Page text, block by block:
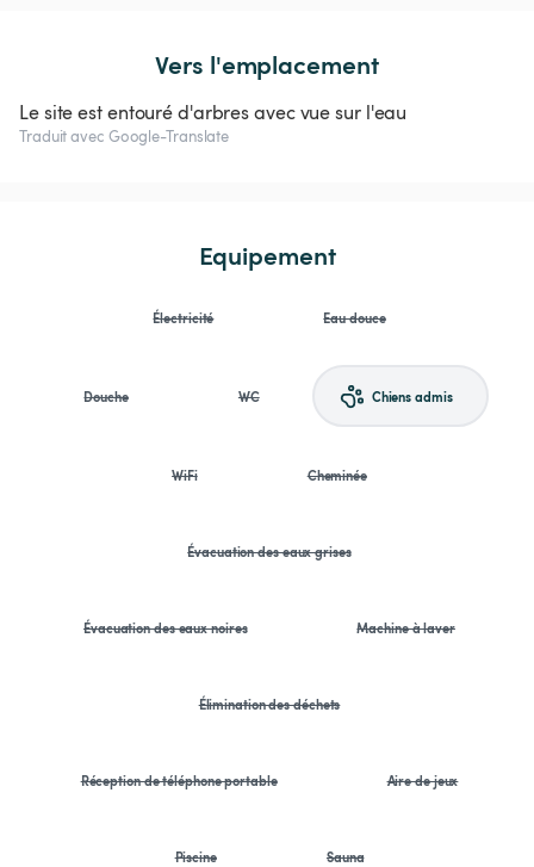
Vers l'emplacement
Le site est entouré d'arbres avec vue sur l'eau
Traduit avec Google-Translate
Equipement
Électricité Eau douce
Douche WC Chiens admis
WiFi Cheminée
Évacuation des eaux grises
Évacuation des eaux noires Machine à laver
Élimination des déchets
Réception de téléphone portable Aire de jeux
Piscine Sauna